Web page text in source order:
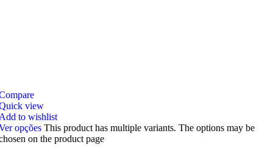
view
to wishlist
opções This product has multiple variants. The options may be
on the product page